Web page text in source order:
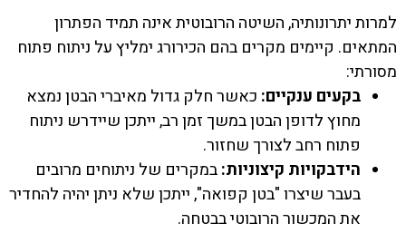
למרות יתרונותיה, השיטה הרובוטית אינה תמיד הפתרון
המתאים. קיימים מקרים בהם הכירורג ימליץ על ניתוח פתוח
מסורתי:
בקעים ענקיים: כאשר חלק גדול מאיברי הבטן נמצא
מחוץ לדופן הבטן במשך זמן רב, ייתכן שיידרש ניתוח
פתוח רחב לצורך שחזור.
הידבקויות קיצוניות:במקרים של ניתוחים מרובים
בעבר שיצרו "בטן קפואה", ייתכן שלא ניתן יהיה להחדיר
את המכשור הרובוטי בבטחה.